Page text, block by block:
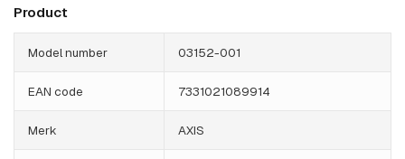
Product
Model number 03152-001
EAN code 7331021089914
Merk AXIS